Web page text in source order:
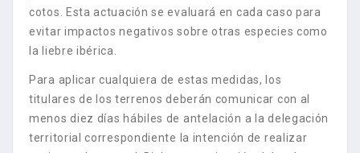
cotos. Esta actuación se evaluará en cada caso para
evitar impactos negativos sobre otras especies como
la liebre ibérica.
Para aplicar cualquiera de estas medidas, los
titulares de los terrenos deberán comunicar con al
menos diez días hábiles de antelación a la delegación
territorial correspondiente la intención de realizar